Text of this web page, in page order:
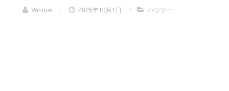
Various / 2025年10月1日 / ハウツー